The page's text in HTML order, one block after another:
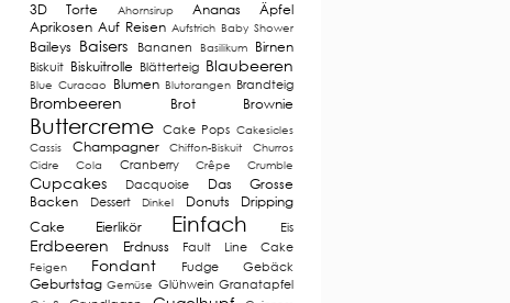
3D Torte Ahornsirup Ananas
Äpfel
Aprikosen Auf Reisen Aufstrich Baby Shower
Baileys Baisers Bananen Basilikum Birnen
Biskuit Biskuitrolle Blätterteig Blaubeeren
Blue Curacao Blumen Blutorangen Brandteig
Brombeeren Brot Brownie
Buttercreme Cake Pops Cakesicles
Cassis
Champagner Chiffon-Biskuit
Churros
Cidre
Cola Cranberry Crêpe Crumble
Cupcakes Dacquoise
Das Grosse
Backen
Dessert Dinkel Donuts
Dripping
Cake
Eierlikör Einfach Eis
Erdbeeren Erdnuss Fault Line Cake
Feigen Fondant Fudge Gebäck
Geburtstag Gemüse Glühwein Granatapfel